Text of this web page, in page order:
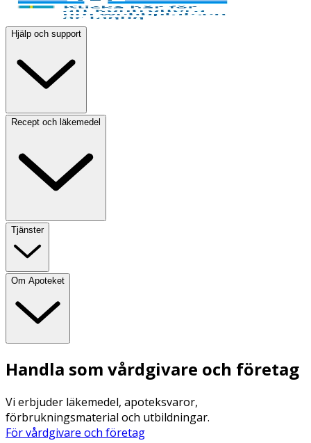
Hjälp och support
Recept och läkemedel
Tjänster
Om Apoteket
Handla som vårdgivare och företag
Vi erbjuder läkemedel, apoteksvaror,
förbrukningsmaterial och utbildningar.
För vårdgivare och företag